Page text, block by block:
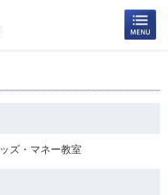
ズ・マネー教室